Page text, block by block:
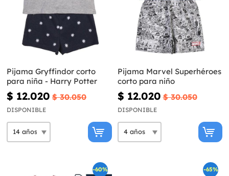
Pijama Gryffindor corto
para niña - Harry Potter
$ 12.020 $ 30.050
DISPONIBLE
Pijama Marvel Superhéroes
corto para niño
$ 12.020 $ 30.050
DISPONIBLE
-60% -65%